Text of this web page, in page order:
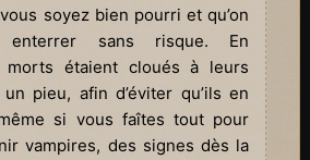
soyez bien pourri et qu’on
enterrer sans risque. En
morts étaient cloués à leurs
pieu, afin d’éviter qu’ils en
si vous faîtes tout pour
vampires, des signes dès la